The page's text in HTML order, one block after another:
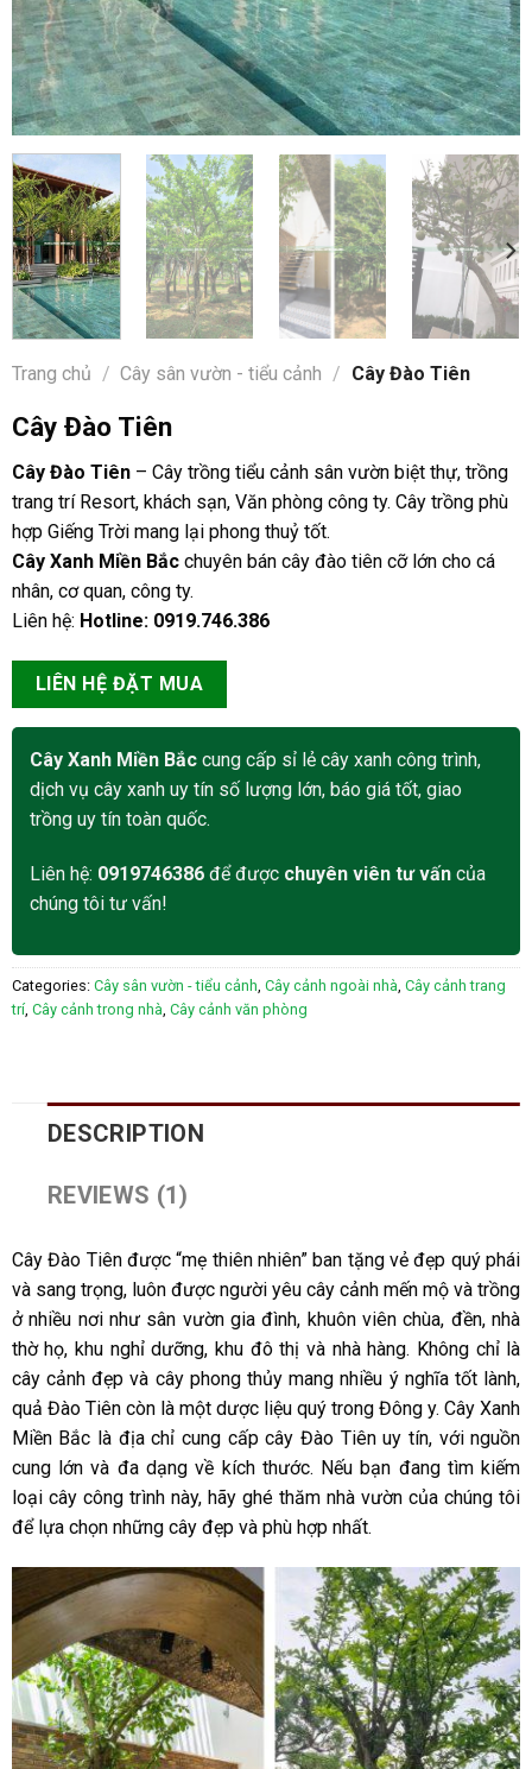
Trang chủ / Cây sân vườn - tiểu cảnh / Cây Đào Tiên
Cây Đào Tiên
Cây Đào Tiên– Cây trồng tiểu cảnh sân vườn biệt thự, trồng
trang trí Resort, khách sạn, Văn phòng công ty. Cây trồng phù
hợp Giếng Trời mang lại phong thuỷ tốt.
Cây Xanh Miền Bắcchuyên bán cây đào tiên cỡ lớn cho cá
nhân, cơ quan, công ty.
Liên hệ: Hotline: 0919.746.386
LIÊN HỆ ĐẶT MUA
Cây Xanh Miền Bắccung cấp sỉ lẻ cây xanh công trình,
dịch vụ cây xanh uy tín số lượng lớn, báo giá tốt, giao
trồng uy tín toàn quốc.
Liên hệ: 0919746386để được chuyên viên tư vấncủa
chúng tôi tư vấn!
Categories: Cây sân vườn - tiểu cảnh, Cây cảnh ngoài nhà, Cây cảnh trang
trí, Cây cảnh trong nhà, Cây cảnh văn phòng
DESCRIPTION
REVIEWS (1)
Cây Đào Tiên được “mẹ thiên nhiên” ban tặng vẻ đẹp quý phái
và sang trọng, luôn được người yêu cây cảnh mến mộ và trồng
ở nhiều nơi như sân vườn gia đình, khuôn viên chùa, đền, nhà
thờ họ, khu nghỉ dưỡng, khu đô thị và nhà hàng. Không chỉ là
cây cảnh đẹp và cây phong thủy mang nhiều ý nghĩa tốt lành,
quả Đào Tiên còn là một dược liệu quý trong Đông y. Cây Xanh
Miền Bắc là địa chỉ cung cấp cây Đào Tiên uy tín, với nguồn
cung lớn và đa dạng về kích thước. Nếu bạn đang tìm kiếm
loại cây công trình này, hãy ghé thăm nhà vườn của chúng tôi
để lựa chọn những cây đẹp và phù hợp nhất.